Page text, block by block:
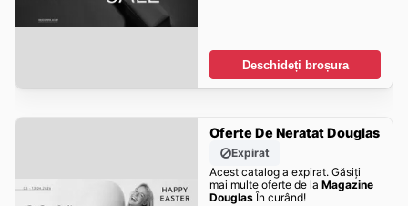
Deschideți broșura
Oferte De Neratat Douglas
Expirat
Acest catalog a expirat. Găsiți
mai multe oferte de la Magazine
DouglasÎn curând!